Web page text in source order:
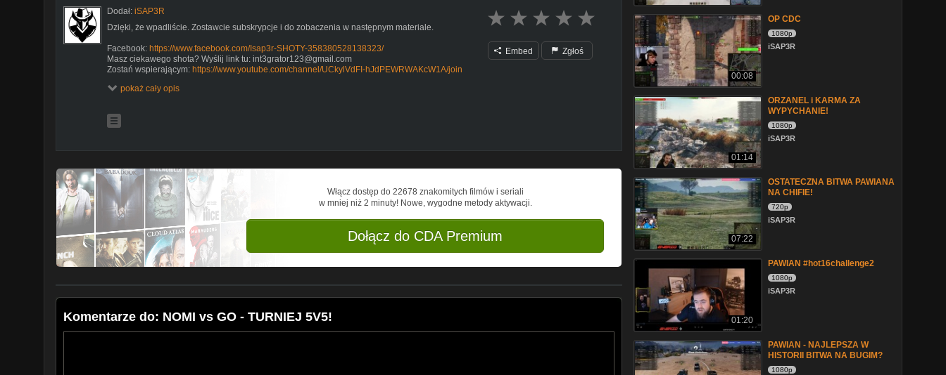
Dodał: iSAP3R
Dzięki, że wpadliście. Zostawcie subskrypcje i do zobaczenia w następnym materiale.
Facebook: https://www.facebook.com/Isap3r-SHOTY-358380528138323/
Masz ciekawego shota? Wyślij link tu: int3grator123@gmail.com
Zostań wspierającym: https://www.youtube.com/channel/UCkylVdFI-hJdPEWRWAKcW1A/join
TVPsport Twitch:https://www.twitch.tv/tvp_sport
© Created by iSAP3R STUDIO
pokaż cały opis
Embed Zgłoś
Włącz dostęp do 22678 znakomitych filmów i seriali
w mniej niż 2 minuty! Nowe, wygodne metody aktywacji.
Dołącz do CDA Premium
Komentarze do: NOMI vs GO - TURNIEJ 5V5!
00:08
OP CDC
1080p
iSAP3R
01:14
ORZANEL i KARMA ZA
WYPYCHANIE!
1080p
iSAP3R
07:22
OSTATECZNA BITWA PAWIANA
NA CHIFIE!
720p
iSAP3R
01:20
PAWIAN #hot16challenge2
1080p
iSAP3R
PAWIAN - NAJLEPSZA W
HISTORII BITWA NA BUGIM?
1080p